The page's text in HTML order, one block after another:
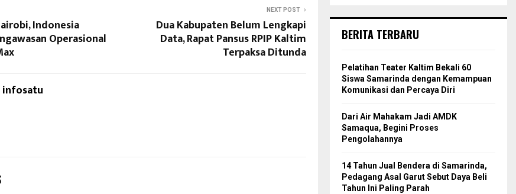
Indonesia
Operasional
NEXT POST
Dua Kabupaten Belum Lengkapi
Data, Rapat Pansus RPIP Kaltim
Terpaksa Ditunda
infosatu
BERITA TERBARU
Pelatihan Teater Kaltim Bekali 60
Siswa Samarinda dengan Kemampuan
Komunikasi dan Percaya Diri
Dari Air Mahakam Jadi AMDK
Samaqua, Begini Proses
Pengolahannya
14 Tahun Jual Bendera di Samarinda,
Pedagang Asal Garut Sebut Daya Beli
Tahun Ini Paling Parah